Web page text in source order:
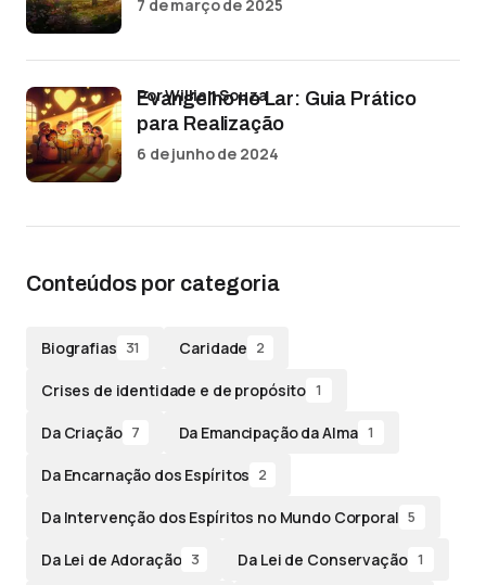
7 de março de 2025
Evangelho no Lar: Guia Prático
para Realização
por Willian Souza
6 de junho de 2024
Conteúdos por categoria
Biografias 31 Caridade 2
Crises de identidade e de propósito 1
Da Criação 7 Da Emancipação da Alma 1
Da Encarnação dos Espíritos 2
Da Intervenção dos Espíritos no Mundo Corporal 5
Da Lei de Adoração 3 Da Lei de Conservação 1